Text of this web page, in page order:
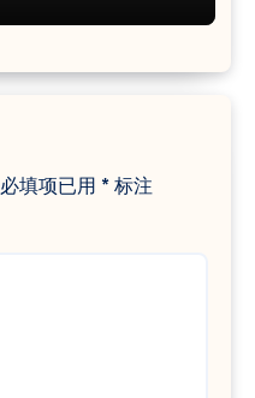
必填项已用 *标注